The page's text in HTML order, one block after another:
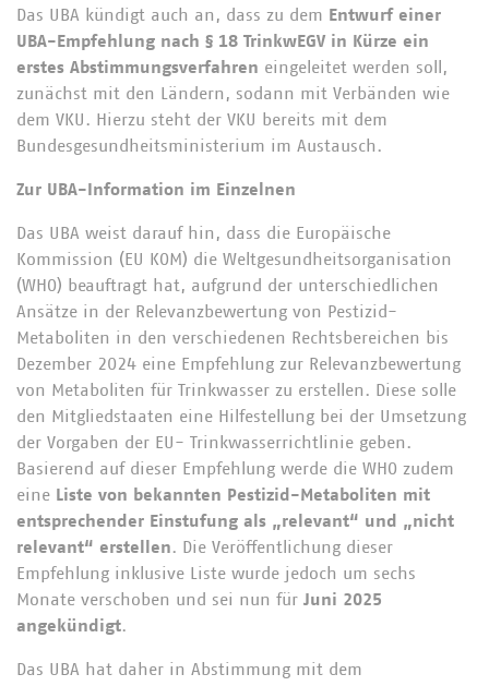
Das UBA kündigt auch an, dass zu dem Entwurf einer
UBA-Empfehlung nach § 18 TrinkwEGV in Kürze ein
erstes Abstimmungsverfahren eingeleitet werden soll,
zunächst mit den Ländern, sodann mit Verbänden wie
dem VKU. Hierzu steht der VKU bereits mit dem
Bundesgesundheitsministerium im Austausch.
Zur UBA-Information im Einzelnen
Das UBA weist darauf hin, dass die Europäische
Kommission (EU KOM) die Weltgesundheitsorganisation
(WHO) beauftragt hat, aufgrund der unterschiedlichen
Ansätze in der Relevanzbewertung von Pestizid-
Metaboliten in den verschiedenen Rechtsbereichen bis
Dezember 2024 eine Empfehlung zur Relevanzbewertung
von Metaboliten für Trinkwasser zu erstellen. Diese solle
den Mitgliedstaaten eine Hilfestellung bei der Umsetzung
der Vorgaben der EU- Trinkwasserrichtlinie geben.
Basierend auf dieser Empfehlung werde die WHO zudem
eine Liste von bekannten Pestizid-Metaboliten mit
entsprechender Einstufung als „relevant“ und „nicht
relevant“ erstellen. Die Veröffentlichung dieser
Empfehlung inklusive Liste wurde jedoch um sechs
Monate verschoben und sei nun für Juni 2025
angekündigt.
Das UBA hat daher in Abstimmung mit dem